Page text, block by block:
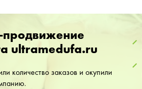
продвижение
ultramedufa.ru
количество заказов и окупили